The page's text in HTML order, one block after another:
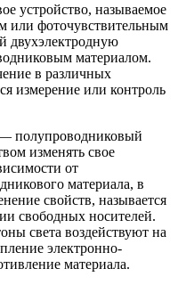
устройство, называемое
или фоточувствительным
двухэлектродную
материалом.
в различных
измерение или контроль
полупроводниковый
изменять свое
от
материала, в
свойств, называется
свободных носителей.
света воздействуют на
электронно-
материала.